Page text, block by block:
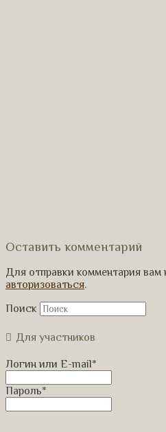
Оставить комментарий
Для отправки комментария вам
авторизоваться.
Поиск
Для участников
Логин или E-mail*
Пароль*